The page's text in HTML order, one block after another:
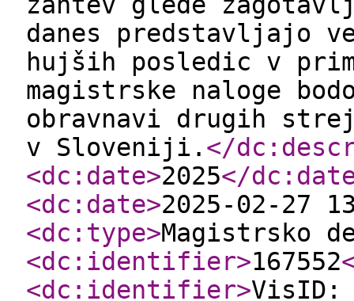
danes predstavljajo
hujših posledic v
magistrske naloge
obravnavi drugih
v Sloveniji. </
<dc:date>2025</
<dc:date>2025-02-27
<dc:type>Magistrsko
<dc:identifier>167552
<dc:identifier>VisID: